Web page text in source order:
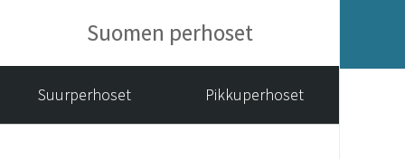
Suomen perhoset
Suurperhoset Pikkuperhoset